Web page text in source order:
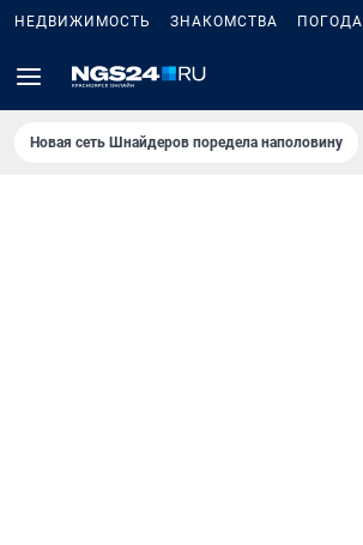
НЕДВИЖИМОСТЬ ЗНАКОМСТВА ПОГОДА
Новая сеть Шнайдеров поредела наполовину